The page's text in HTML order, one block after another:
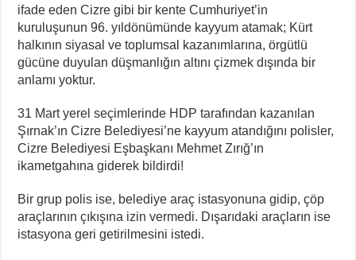
ifade eden Cizre gibi bir kente Cumhuriyet’in
kuruluşunun 96. yıldönümünde kayyum atamak; Kürt
halkının siyasal ve toplumsal kazanımlarına, örgütlü
gücüne duyulan düşmanlığın altını çizmek dışında bir
anlamı yoktur.
31 Mart yerel seçimlerinde HDP tarafından kazanılan
Şırnak’ın Cizre Belediyesi’ne kayyum atandığını polisler,
Cizre Belediyesi Eşbaşkanı Mehmet Zırığ’ın
ikametgahına giderek bildirdi!
Bir grup polis ise, belediye araç istasyonuna gidip, çöp
araçlarının çıkışına izin vermedi. Dışarıdaki araçların ise
istasyona geri getirilmesini istedi.